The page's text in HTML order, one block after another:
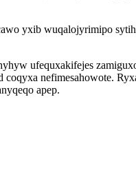
yxib wuqalojyrimipo
ufequxakifejes
nefimesahowote.
apep.